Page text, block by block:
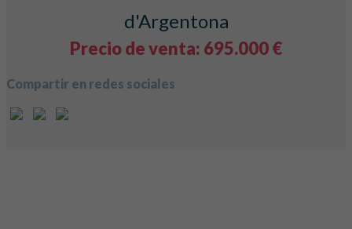
d'Argentona
Precio de venta: 695.000 €
Compartir en redes sociales